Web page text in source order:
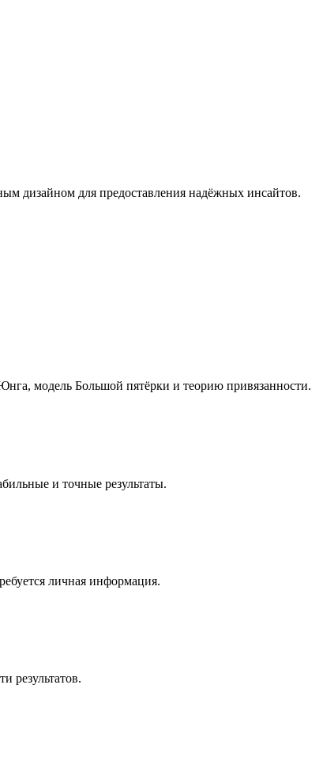
дизайном для предоставления надёжных инсайтов.
модель Большой пятёрки и теорию привязанности.
и точные результаты.
личная информация.
результатов.